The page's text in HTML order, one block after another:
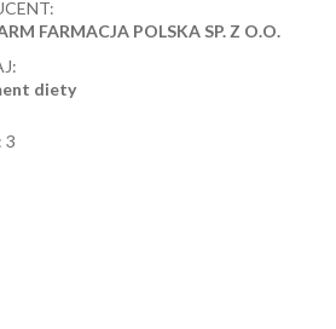
FARMACJA POLSKA SP. Z O.O.
diety
3